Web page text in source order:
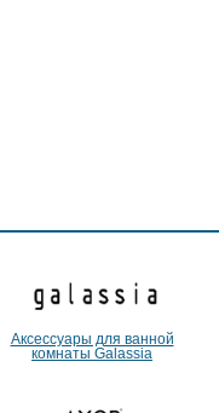
Аксессуары для ванной
комнаты Galassia